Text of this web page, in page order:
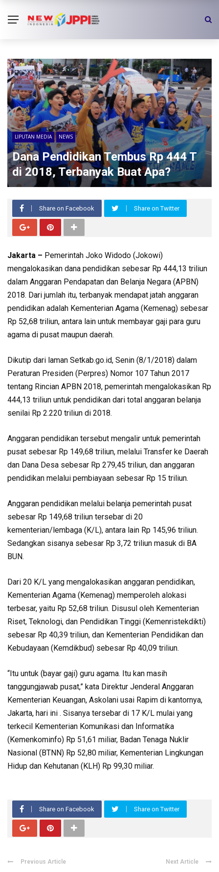
LIPUTAN MEDIA NEWS
Dana Pendidikan Tembus Rp 444 T
di 2018, Terbanyak Buat Apa?
Share on Facebook Share on Twitter
Jakarta – Pemerintah Joko Widodo (Jokowi)
mengalokasikan dana pendidikan sebesar Rp 444,13 triliun
dalam Anggaran Pendapatan dan Belanja Negara (APBN)
2018. Dari jumlah itu, terbanyak mendapat jatah anggaran
pendidikan adalah Kementerian Agama (Kemenag) sebesar
Rp 52,68 triliun, antara lain untuk membayar gaji para guru
agama di pusat maupun daerah.
Dikutip dari laman Setkab.go.id, Senin (8/1/2018) dalam
Peraturan Presiden (Perpres) Nomor 107 Tahun 2017
tentang Rincian APBN 2018, pemerintah mengalokasikan Rp
444,13 triliun untuk pendidikan dari total anggaran belanja
senilai Rp 2.220 triliun di 2018.
Anggaran pendidikan tersebut mengalir untuk pemerintah
pusat sebesar Rp 149,68 triliun, melalui Transfer ke Daerah
dan Dana Desa sebesar Rp 279,45 triliun, dan anggaran
pendidikan melalui pembiayaan sebesar Rp 15 triliun.
Anggaran pendidikan melalui belanja pemerintah pusat
sebesar Rp 149,68 triliun tersebar di 20
kementerian/lembaga (K/L), antara lain Rp 145,96 triliun.
Sedangkan sisanya sebesar Rp 3,72 triliun masuk di BA
BUN.
Dari 20 K/L yang mengalokasikan anggaran pendidikan,
Kementerian Agama (Kemenag) memperoleh alokasi
terbesar, yaitu Rp 52,68 triliun. Disusul oleh Kementerian
Riset, Teknologi, dan Pendidikan Tinggi (Kemenristekdikti)
sebesar Rp 40,39 triliun, dan Kementerian Pendidikan dan
Kebudayaan (Kemdikbud) sebesar Rp 40,09 triliun.
“Itu untuk (bayar gaji) guru agama. Itu kan masih
tanggungjawab pusat,” kata Direktur Jenderal Anggaran
Kementerian Keuangan, Askolani usai Rapim di kantornya,
Jakarta, hari ini . Sisanya tersebar di 17 K/L mulai yang
terkecil Kementerian Komunikasi dan Informatika
(Kemenkominfo) Rp 51,61 miliar, Badan Tenaga Nuklir
Nasional (BTNN) Rp 52,80 miliar, Kementerian Lingkungan
Hidup dan Kehutanan (KLH) Rp 99,30 miliar.
Share on Facebook Share on Twitter
Previous Article Next Article